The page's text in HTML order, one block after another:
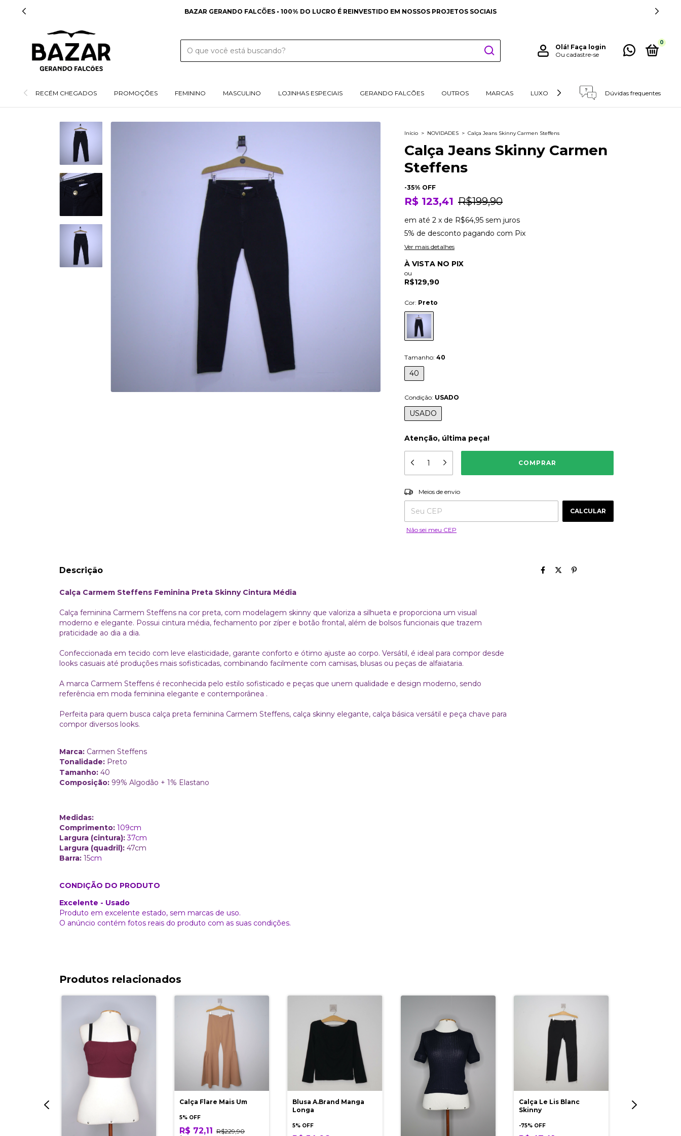
BAZAR GERANDO FALCÕES • 100% DO LUCRO É REINVESTIDO EM NOSSOS PROJETOS SOCIAIS
Olá! Faça login
Ou cadastre-se
0
RECÉM CHEGADOS PROMOÇÕES FEMININO MASCULINO LOJINHAS ESPECIAIS GERANDO FALCÕES OUTROS MARCAS LUXO RETIRADAS E DEVOLUÇÕES
Dúvidas frequentes
Início > NOVIDADES > Calça Jeans Skinny Carmen Steffens
Calça Jeans Skinny Carmen
Steffens
-35% OFF
R$ 123,41 R$199,90
em até 2 x de R$64,95 sem juros
5% de desconto pagando com Pix
Ver mais detalhes
À VISTA NO PIX
ou
R$129,90
Cor: Preto
Tamanho: 40
40
Condição: USADO
USADO
Atenção, última peça!
Entregas para o CEP:
Meios de envio
CALCULAR
Não sei meu CEP
Descrição
Calça Carmem Steffens Feminina Preta Skinny Cintura Média
Calça feminina Carmem Steffens na cor preta, com modelagem skinny que valoriza a silhueta e proporciona um visual
moderno e elegante. Possui cintura média, fechamento por zíper e botão frontal, além de bolsos funcionais que trazem
praticidade ao dia a dia.
Confeccionada em tecido com leve elasticidade, garante conforto e ótimo ajuste ao corpo. Versátil, é ideal para compor desde
looks casuais até produções mais sofisticadas, combinando facilmente com camisas, blusas ou peças de alfaiataria.
A marca Carmem Steffens é reconhecida pelo estilo sofisticado e peças que unem qualidade e design moderno, sendo
referência em moda feminina elegante e contemporânea .
Perfeita para quem busca calça preta feminina Carmem Steffens, calça skinny elegante, calça básica versátil e peça chave para
compor diversos looks.
Marca: Carmen Steffens
Tonalidade: Preto
Tamanho: 40
Composição: 99% Algodão + 1% Elastano
Medidas:
Comprimento: 109cm
Largura (cintura):37cm
Largura (quadril): 47cm
Barra: 15cm
CONDIÇÃO DO PRODUTO
Excelente - Usado
Produto em excelente estado, sem marcas de uso.
O anúncio contém fotos reais do produto com as suas condições.
Produtos relacionados
Calça Flare Mais Um
5% OFF
R$ 72,11 R$229,90
Blusa A.Brand Manga
Longa
5% OFF
Calça Le Lis Blanc
Skinny
-75% OFF
Cropped